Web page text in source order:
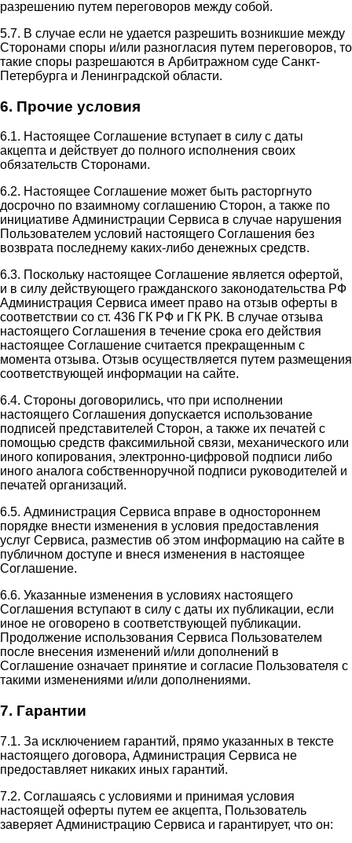
разрешению путем переговоров между собой.
5.7. В случае если не удается разрешить возникшие между
Сторонами споры и/или разногласия путем переговоров, то
такие споры разрешаются в Арбитражном суде Санкт-
Петербурга и Ленинградской области.
6. Прочие условия
6.1. Настоящее Соглашение вступает в силу с даты
акцепта и действует до полного исполнения своих
обязательств Сторонами.
6.2. Настоящее Соглашение может быть расторгнуто
досрочно по взаимному соглашению Сторон, а также по
инициативе Администрации Сервиса в случае нарушения
Пользователем условий настоящего Соглашения без
возврата последнему каких-либо денежных средств.
6.3. Поскольку настоящее Соглашение является офертой,
и в силу действующего гражданского законодательства РФ
Администрация Сервиса имеет право на отзыв оферты в
соответствии со ст. 436 ГК РФ и ГК РК. В случае отзыва
настоящего Соглашения в течение срока его действия
настоящее Соглашение считается прекращенным с
момента отзыва. Отзыв осуществляется путем размещения
соответствующей информации на сайте.
6.4. Стороны договорились, что при исполнении
настоящего Соглашения допускается использование
подписей представителей Сторон, а также их печатей с
помощью средств факсимильной связи, механического или
иного копирования, электронно-цифровой подписи либо
иного аналога собственноручной подписи руководителей и
печатей организаций.
6.5. Администрация Сервиса вправе в одностороннем
порядке внести изменения в условия предоставления
услуг Сервиса, разместив об этом информацию на сайте в
публичном доступе и внеся изменения в настоящее
Соглашение.
6.6. Указанные изменения в условиях настоящего
Соглашения вступают в силу с даты их публикации, если
иное не оговорено в соответствующей публикации.
Продолжение использования Сервиса Пользователем
после внесения изменений и/или дополнений в
Соглашение означает принятие и согласие Пользователя с
такими изменениями и/или дополнениями.
7. Гарантии
7.1. За исключением гарантий, прямо указанных в тексте
настоящего договора, Администрация Сервиса не
предоставляет никаких иных гарантий.
7.2. Соглашаясь с условиями и принимая условия
настоящей оферты путем ее акцепта, Пользователь
заверяет Администрацию Сервиса и гарантирует, что он: